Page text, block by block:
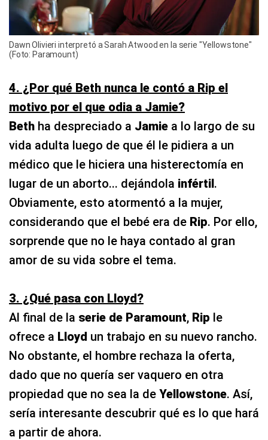
Dawn Olivieri interpretó a Sarah Atwood en la serie "Yellowstone"
(Foto: Paramount)
4. ¿Por qué Beth nunca le contó a Rip el
motivo por el que odia a Jamie?
Beth ha despreciado a Jamie a lo largo de su
vida adulta luego de que él le pidiera a un
médico que le hiciera una histerectomía en
lugar de un aborto... dejándola infértil.
Obviamente, esto atormentó a la mujer,
considerando que el bebé era de Rip. Por ello,
sorprende que no le haya contado al gran
amor de su vida sobre el tema.
3. ¿Qué pasa con Lloyd?
Al final de la serie de Paramount, Rip le
ofrece a Lloyd un trabajo en su nuevo rancho.
No obstante, el hombre rechaza la oferta,
dado que no quería ser vaquero en otra
propiedad que no sea la de Yellowstone. Así,
sería interesante descubrir qué es lo que hará
a partir de ahora.